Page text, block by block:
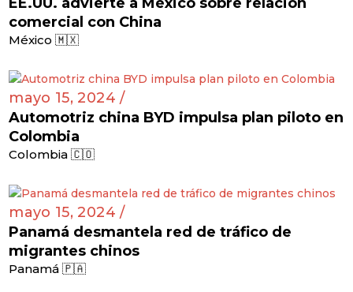
comercial con China
México 🇲🇽
mayo 15, 2024 /
Automotriz china BYD impulsa plan piloto en
Colombia
Colombia 🇨🇴
mayo 15, 2024 /
Panamá desmantela red de tráfico de
migrantes chinos
Panamá 🇵🇦